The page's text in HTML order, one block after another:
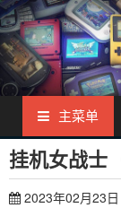
主菜单
挂机女战士
2023年02月23